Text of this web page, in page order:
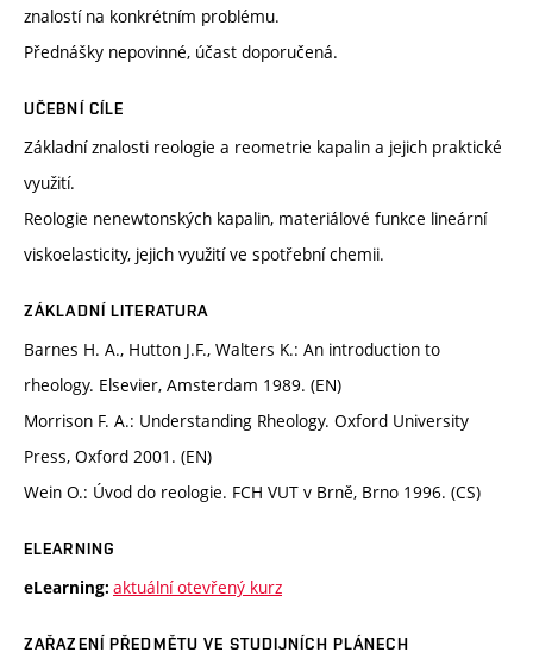
znalostí na konkrétním problému.
Přednášky nepovinné, účast doporučená.
UČEBNÍ CÍLE
Základní znalosti reologie a reometrie kapalin a jejich praktické
využití.
Reologie nenewtonských kapalin, materiálové funkce lineární
viskoelasticity, jejich využití ve spotřební chemii.
ZÁKLADNÍ LITERATURA
Barnes H. A., Hutton J.F., Walters K.: An introduction to
rheology. Elsevier, Amsterdam 1989. (EN)
Morrison F. A.: Understanding Rheology. Oxford University
Press, Oxford 2001. (EN)
Wein O.: Úvod do reologie. FCH VUT v Brně, Brno 1996. (CS)
ELEARNING
eLearning: aktuální otevřený kurz
ZAŘAZENÍ PŘEDMĚTU VE STUDIJNÍCH PLÁNECH